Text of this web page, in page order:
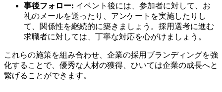
事後フォロー: イベント後には、参加者に対して、お
礼のメールを送ったり、アンケートを実施したりし
て、関係性を継続的に築きましょう。採用選考に進む
求職者に対しては、丁寧な対応を心がけましょう。
これらの施策を組み合わせ、企業の採用ブランディングを強
化することで、優秀な人材の獲得、ひいては企業の成長へと
繋げることができます。